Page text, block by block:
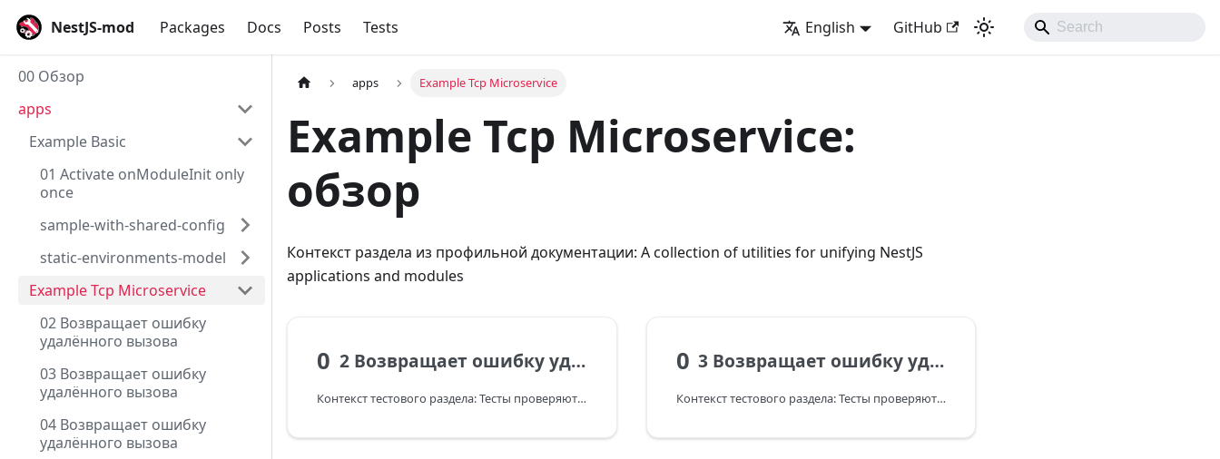
NestJS-mod Packages Docs Posts Tests English GitHub
00 Обзор
apps
Example Basic
01 Activate onModuleInit only
once
sample-with-shared-config
static-environments-model
Example Tcp Microservice
02 Возвращает ошибку
удалённого вызова
03 Возвращает ошибку
удалённого вызова
04 Возвращает ошибку
удалённого вызова
apps Example Tcp Microservice
Example Tcp Microservice:
обзор
Контекст раздела из профильной документации: A collection of utilities for unifying NestJS
applications and modules
0 2 Возвращает ошибку удалённого вызова
Контекст тестового раздела: Тесты проверяют микросервисную логику nestjs-mod по TCP: взаимодействие client/server, контракт message handlers, обработку ответов и ошибок удалённых вызовов.
0 3 Возвращает ошибку удалённого вызова
Контекст тестового раздела: Тесты проверяют микросервисную логику nestjs-mod по TCP: взаимодействие client/server, контракт message handlers, обработку ответов и ошибок удалённых вызовов.